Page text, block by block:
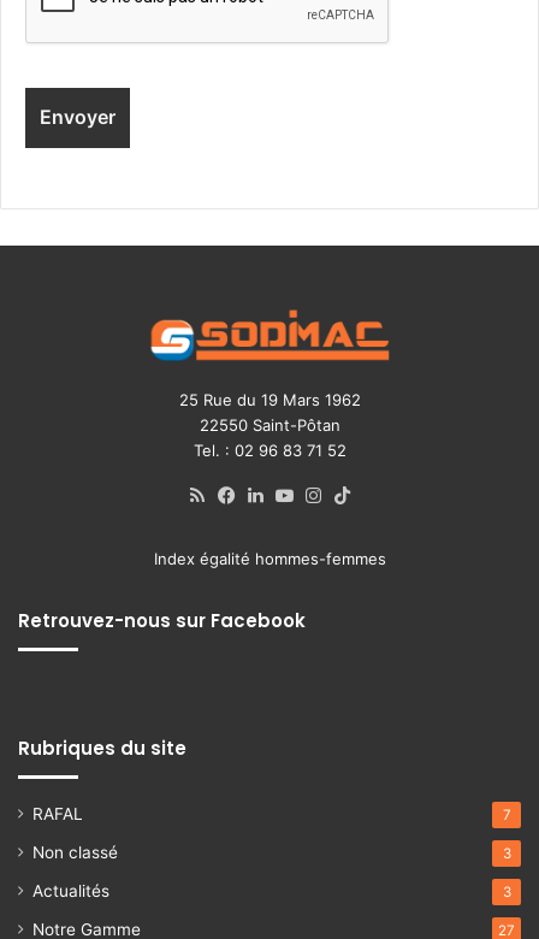
25 Rue du 19 Mars 1962
22550 Saint-Pôtan
Tel. : 02 96 83 71 52
RSS Facebook
Linkedin
YouTubeInstagram
Index égalité hommes-femmes
Retrouvez-nous sur Facebook
Rubriques du site
RAFAL 7
Non classé 3
Actualités 3
Notre Gamme 27